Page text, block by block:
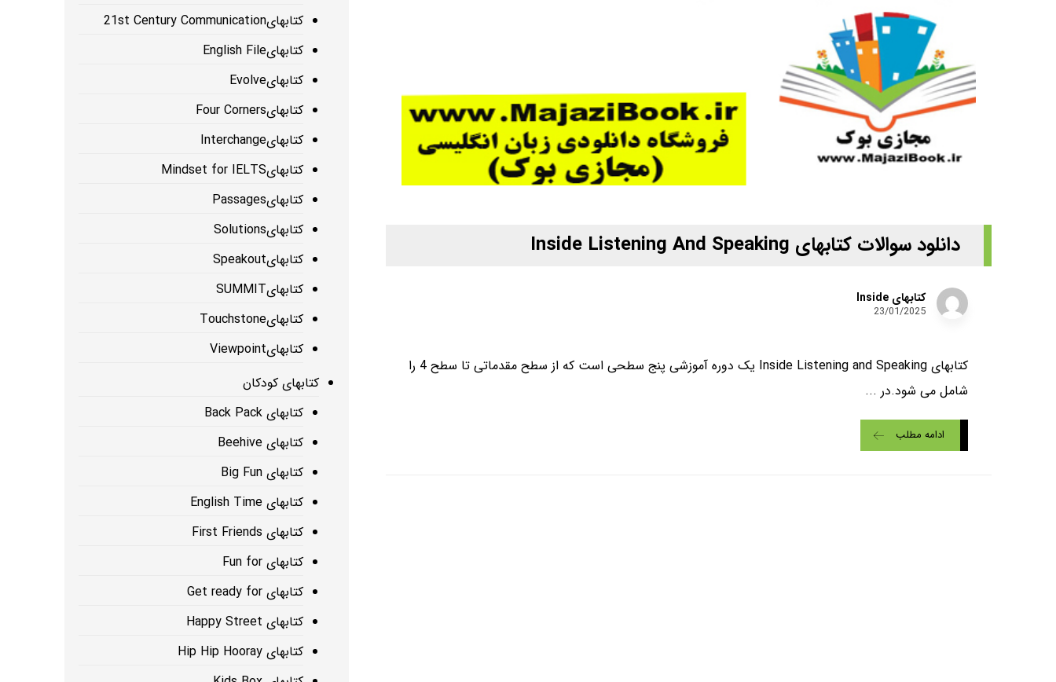
دانلود سوالات کتابهای Inside Listening And Speaking
کتابهای Inside
23/01/2025
کتابهای Inside Listening and Speaking یک دوره آموزشی پنج سطحی است که از سطح مقدماتی تا سطح 4 را
شامل می شود.در ...
ادامه مطلب
کتابهای21st Century Communication
کتابهایEnglish File
کتابهایEvolve
کتابهایFour Corners
کتابهایInterchange
کتابهایMindset for IELTS
کتابهایPassages
کتابهایSolutions
کتابهایSpeakout
کتابهایSUMMIT
کتابهایTouchstone
کتابهایViewpoint
کتابهای کودکان
کتابهای Back Pack
کتابهای Beehive
کتابهای Big Fun
کتابهای English Time
کتابهای First Friends
کتابهای Fun for
کتابهای Get ready for
کتابهای Happy Street
کتابهای Hip Hip Hooray